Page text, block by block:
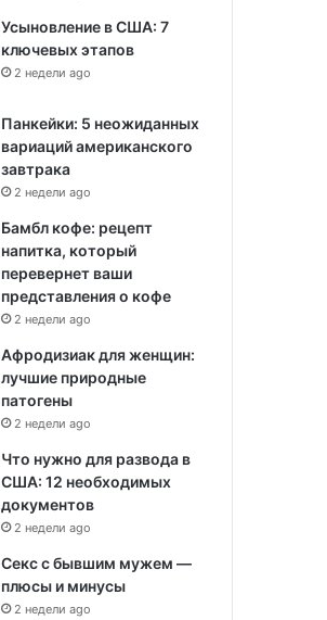
Усыновление в США: 7
ключевых этапов
2 недели ago
Панкейки: 5 неожиданных
вариаций американского
завтрака
2 недели ago
Бамбл кофе: рецепт
напитка, который
перевернет ваши
представления о кофе
2 недели ago
Афродизиак для женщин:
лучшие природные
патогены
2 недели ago
Что нужно для развода в
США: 12 необходимых
документов
2 недели ago
Секс с бывшим мужем —
плюсы и минусы
2 недели ago